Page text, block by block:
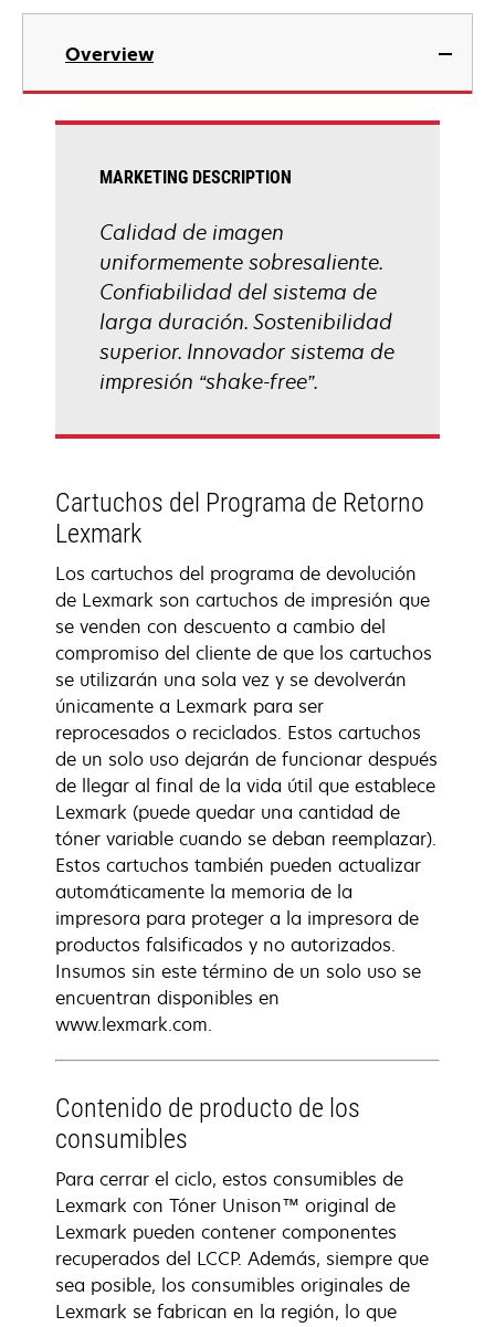
Overview
MARKETING DESCRIPTION
Calidad de imagen
uniformemente sobresaliente.
Confiabilidad del sistema de
larga duración. Sostenibilidad
superior. Innovador sistema de
impresión “shake-free”.
Cartuchos del Programa de Retorno
Lexmark
Los cartuchos del programa de devolución
de Lexmark son cartuchos de impresión que
se venden con descuento a cambio del
compromiso del cliente de que los cartuchos
se utilizarán una sola vez y se devolverán
únicamente a Lexmark para ser
reprocesados o reciclados. Estos cartuchos
de un solo uso dejarán de funcionar después
de llegar al final de la vida útil que establece
Lexmark (puede quedar una cantidad de
tóner variable cuando se deban reemplazar).
Estos cartuchos también pueden actualizar
automáticamente la memoria de la
impresora para proteger a la impresora de
productos falsificados y no autorizados.
Insumos sin este término de un solo uso se
encuentran disponibles en
www.lexmark.com.
Contenido de producto de los
consumibles
Para cerrar el ciclo, estos consumibles de
Lexmark con Tóner Unison™ original de
Lexmark pueden contener componentes
recuperados del LCCP. Además, siempre que
sea posible, los consumibles originales de
Lexmark se fabrican en la región, lo que